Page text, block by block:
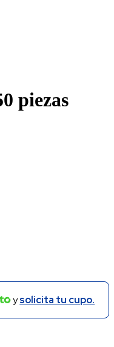
piezas
ysolicita tu cupo.